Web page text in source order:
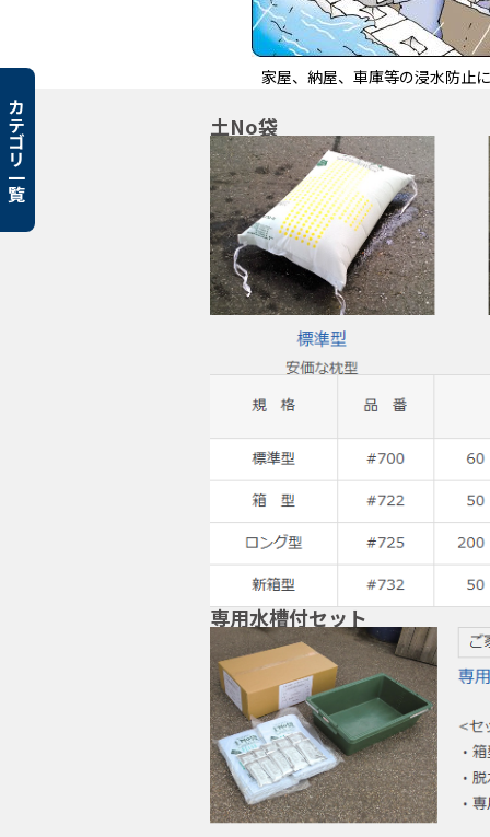
家屋、納屋、車庫等の浸水防止に
土No袋
専用水槽付セット
カテゴリ一覧